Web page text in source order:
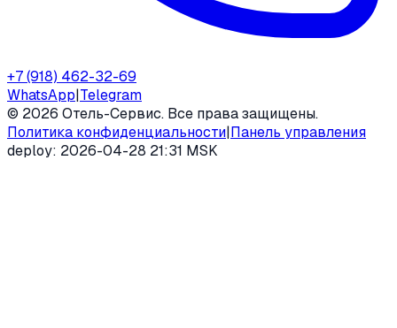
+7 (918) 462-32-69
WhatsApp|Telegram
© 2026 Отель-Сервис. Все права защищены.
Политика конфиденциальности|Панель управления
deploy: 2026-04-28 21:31 MSK